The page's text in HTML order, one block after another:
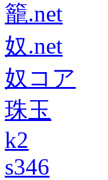
籠.net
奴.net
奴コア
珠玉
k2
s346